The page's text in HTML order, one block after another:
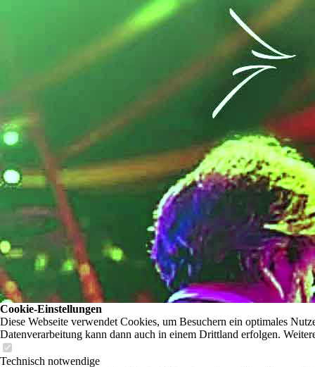
Cookie-Einstellungen
Diese Webseite verwendet Cookies, um Besuchern ein optimales
Datenverarbeitung kann dann auch in einem Drittland erfolgen.
Technisch notwendige